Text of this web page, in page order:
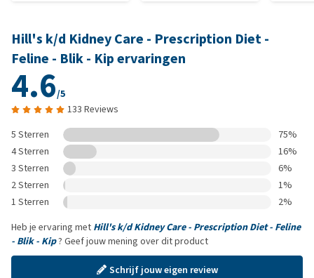
Hill's k/d Kidney Care - Prescription Diet -
Feline - Blik - Kip ervaringen
4.6/5
133 Reviews
5 Sterren
75%
4 Sterren
16%
3 Sterren
6%
2 Sterren
1%
1 Sterren
2%
Heb je ervaring met Hill's k/d Kidney Care - Prescription Diet - Feline
- Blik - Kip? Geef jouw mening over dit product
Schrijf jouw eigen review